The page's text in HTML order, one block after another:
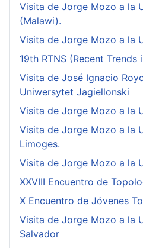
Visita de Jorge Mozo a la
(Malawi).
Visita de Jorge Mozo a la
19th RTNS (Recent Trends
Visita de José Ignacio
Uniwersytet Jagiellonski
Visita de Jorge Mozo a la
Visita de Jorge Mozo a la
Limoges.
Visita de Jorge Mozo a la
XXVIII Encuentro de
X Encuentro de Jóvenes
Visita de Jorge Mozo a la
Salvador